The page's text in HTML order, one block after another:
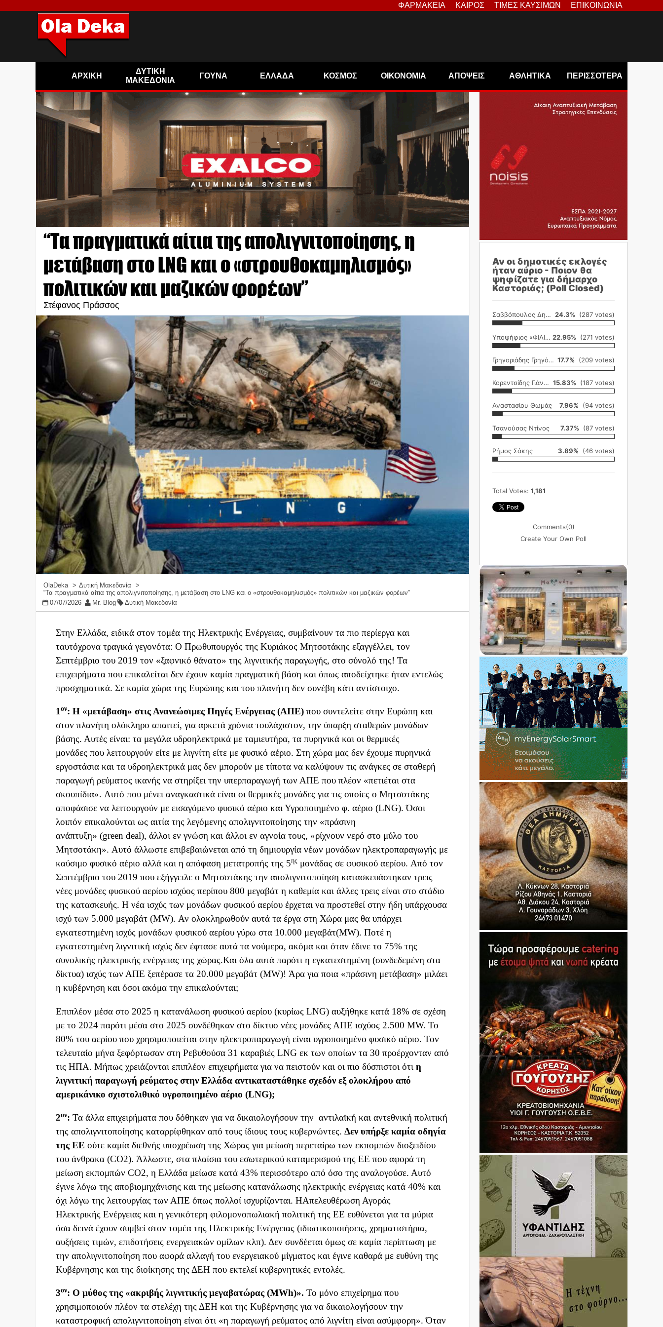
ΦΑΡΜΑΚΕΙΑ ΚΑΙΡΟΣ ΤΙΜΕΣ ΚΑΥΣΙΜΩΝ ΕΠΙΚΟΙΝΩΝΙΑ
ΑΡΧΙΚΗ
ΔΥΤΙΚΗ
ΜΑΚΕΔΟΝΙΑ
ΓΟΥΝΑ ΕΛΛΑΔΑ ΚΟΣΜΟΣ ΟΙΚΟΝΟΜΙΑ ΑΠΟΨΕΙΣ ΑΘΛΗΤΙΚΑ ΠΕΡΙΣΣΟΤΕΡΑ
“Τα πραγματικά αίτια της απολιγνιτοποίησης, η
μετάβαση στο LNG και ο «στρουθοκαμηλισμός»
πολιτικών και μαζικών φορέων”
Στέφανος Πράσσος
OlaDeka
Δυτική Μακεδονία
“Τα πραγματικά αίτια της απολιγνιτοποίησης, η μετάβαση στο LNG και ο «στρουθοκαμηλισμός» πολιτικών και μαζικών φορέων”
07/07/2026
Mr. Blog Δυτική Μακεδονία
Στην Ελλάδα, ειδικά στον τομέα της Ηλεκτρικής Ενέργειας, συμβαίνουν τα πιο περίεργα και
ταυτόχρονα τραγικά γεγονότα: Ο Πρωθυπουργός της Κυριάκος Μητσοτάκης εξαγγέλλει, τον
Σεπτέμβριο του 2019 τον «ξαφνικό θάνατο» της λιγνιτικής παραγωγής, στο σύνολό της! Τα
επιχειρήματα που επικαλείται δεν έχουν καμία πραγματική βάση και όπως αποδείχτηκε ήταν εντελώς
προσχηματικά. Σε καμία χώρα της Ευρώπης και του πλανήτη δεν συνέβη κάτι αντίστοιχο.
1ον: Η «μετάβαση» στις Ανανεώσιμες Πηγές Ενέργειας (ΑΠΕ) που συντελείτε στην Ευρώπη και
στον πλανήτη ολόκληρο απαιτεί, για αρκετά χρόνια τουλάχιστον, την ύπαρξη σταθερών μονάδων
βάσης. Αυτές είναι: τα μεγάλα υδροηλεκτρικά με ταμιευτήρα, τα πυρηνικά και οι θερμικές
μονάδες που λειτουργούν είτε με λιγνίτη είτε με φυσικό αέριο. Στη χώρα μας δεν έχουμε πυρηνικά
εργοστάσια και τα υδροηλεκτρικά μας δεν μπορούν με τίποτα να καλύψουν τις ανάγκες σε σταθερή
παραγωγή ρεύματος ικανής να στηρίξει την υπερπαραγωγή των ΑΠΕ που πλέον «πετιέται στα
σκουπίδια». Αυτό που μένει αναγκαστικά είναι οι θερμικές μονάδες για τις οποίες ο Μητσοτάκης
αποφάσισε να λειτουργούν με εισαγόμενο φυσικό αέριο και Υγροποιημένο φ. αέριο (LNG). Όσοι
λοιπόν επικαλούνται ως αιτία της λεγόμενης απολιγνιτοποίησης την «πράσινη
ανάπτυξη» (green deal), άλλοι εν γνώση και άλλοι εν αγνοία τους, «ρίχνουν νερό στο μύλο του
Μητσοτάκη». Αυτό άλλωστε επιβεβαιώνεται από τη δημιουργία νέων μονάδων ηλεκτροπαραγωγής με
καύσιμο φυσικό αέριο αλλά και η απόφαση μετατροπής της 5ης μονάδας σε φυσικού αερίου. Από τον
Σεπτέμβριο του 2019 που εξήγγειλε ο Μητσοτάκης την απολιγνιτοποίηση κατασκευάστηκαν τρεις
νέες μονάδες φυσικού αερίου ισχύος περίπου 800 μεγαβάτ η καθεμία και άλλες τρεις είναι στο στάδιο
της κατασκευής. Η νέα ισχύς των μονάδων φυσικού αερίου έρχεται να προστεθεί στην ήδη υπάρχουσα
ισχύ των 5.000 μεγαβάτ (MW). Αν ολοκληρωθούν αυτά τα έργα στη Χώρα μας θα υπάρχει
εγκατεστημένη ισχύς μονάδων φυσικού αερίου γύρω στα 10.000 μεγαβάτ(MW). Ποτέ η
εγκατεστημένη λιγνιτική ισχύς δεν έφτασε αυτά τα νούμερα, ακόμα και όταν έδινε το 75% της
συνολικής ηλεκτρικής ενέργειας της χώρας.Και όλα αυτά παρότι η εγκατεστημένη (συνδεδεμένη στα
δίκτυα) ισχύς των ΑΠΕ ξεπέρασε τα 20.000 μεγαβάτ (MW)! Άρα για ποια «πράσινη μετάβαση» μιλάει
η κυβέρνηση και όσοι ακόμα την επικαλούνται;
Επιπλέον μέσα στο 2025 η κατανάλωση φυσικού αερίου (κυρίως LNG) αυξήθηκε κατά 18% σε σχέση
με το 2024 παρότι μέσα στο 2025 συνδέθηκαν στο δίκτυο νέες μονάδες ΑΠΕ ισχύος 2.500 MW. Το
80% του αερίου που χρησιμοποιείται στην ηλεκτροπαραγωγή είναι υγροποιημένο φυσικό αέριο. Τον
τελευταίο μήνα ξεφόρτωσαν στη Ρεβυθούσα 31 καραβιές LNG εκ των οποίων τα 30 προέρχονταν από
τις ΗΠΑ. Μήπως χρειάζονται επιπλέον επιχειρήματα για να πειστούν και οι πιο δύσπιστοι ότι η
λιγνιτική παραγωγή ρεύματος στην Ελλάδα αντικαταστάθηκε σχεδόν εξ ολοκλήρου από
αμερικάνικο σχιστολιθικό υγροποιημένο αέριο (LNG);
2ον: Τα άλλα επιχειρήματα που δόθηκαν για να δικαιολογήσουν την αντιλαϊκή και αντεθνική πολιτική
της απολιγνιτοποίησης καταρρίφθηκαν από τους ίδιους τους κυβερνώντες. Δεν υπήρξε καμία οδηγία
της ΕΕ ούτε καμία διεθνής υποχρέωση της Χώρας για μείωση περεταίρω των εκπομπών διοξειδίου
του άνθρακα (CO2). Άλλωστε, στα πλαίσια του εσωτερικού καταμερισμού της ΕΕ που αφορά τη
μείωση εκπομπών CO2, η Ελλάδα μείωσε κατά 43% περισσότερο από όσο της αναλογούσε. Αυτό
έγινε λόγω της αποβιομηχάνισης και της μείωσης κατανάλωσης ηλεκτρικής ενέργειας κατά 40% και
όχι λόγω της λειτουργίας των ΑΠΕ όπως πολλοί ισχυρίζονται. HΑπελευθέρωση Αγοράς
Ηλεκτρικής Ενέργειας και η γενικότερη φιλομονοπωλιακή πολιτική της ΕΕ ευθύνεται για τα μύρια
όσα δεινά έχουν συμβεί στον τομέα της Ηλεκτρικής Ενέργειας (ιδιωτικοποιήσεις, χρηματιστήρια,
αυξήσεις τιμών, επιδοτήσεις ενεργειακών ομίλων κλπ). Δεν συνδέεται όμως σε καμία περίπτωση με
την απολιγνιτοποίηση που αφορά αλλαγή του ενεργειακού μίγματος και έγινε καθαρά με ευθύνη της
Κυβέρνησης και της διοίκησης της ΔΕΗ που εκτελεί κυβερνητικές εντολές.
3ον: Ο μύθος της «ακριβής λιγνιτικής μεγαβατώρας (MWh)». Το μόνο επιχείρημα που
χρησιμοποιούν πλέον τα στελέχη της ΔΕΗ και της Κυβέρνησης για να δικαιολογήσουν την
καταστροφική απολιγνιτοποίηση είναι ότι «η παραγωγή ρεύματος από λιγνίτη είναι ασύμφορη». Όταν
Αν οι δημοτικές εκλογές
ήταν αύριο - Ποιον θα
ψηφίζατε για δήμαρχο
Καστοριάς; (Poll Closed)
Σαββόπουλος Δημήτρης 24.3% (287 votes)
Υποψήφιος «ΦΙΛΙΚΗ ΕΤΑΙΡΕΙΑ» 22.95% (271 votes)
Γρηγοριάδης Γρηγόρης 17.7% (209 votes)
Κορεντσίδης Γιάννης 15.83% (187 votes)
Αναστασίου Θωμάς 7.96% (94 votes)
Τσανούσας Ντίνος 7.37% (87 votes)
Ρήμος Σάκης 3.89% (46 votes)
Total Votes: 1,181
Comments(0)
Create Your Own Poll